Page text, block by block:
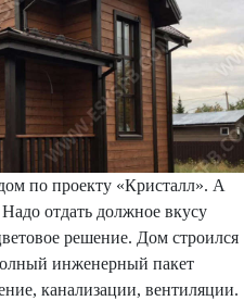
по проекту «Кристалл». А
отдать должное вкусу
решение. Дом строился
инженерный пакет
канализации, вентиляции.